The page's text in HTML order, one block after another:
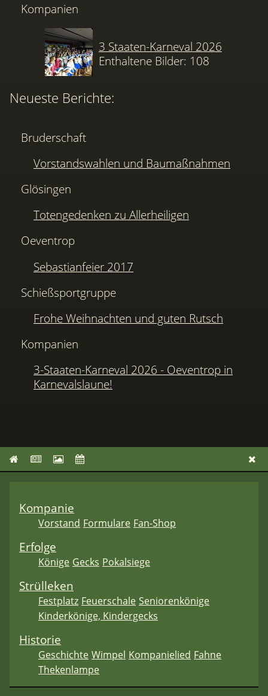
Kompanien
3 Staaten-Karneval 2026
Enthaltene Bilder: 108
Neueste Berichte:
Bruderschaft
Vorstandswahlen und Baumaßnahmen
Glösingen
Totengedenken zu Allerheiligen
Oeventrop
Sebastianfeier 2017
Schießsportgruppe
Frohe Weihnachten und guten Rutsch
Kompanien
3-Staaten-Karneval 2026 - Oeventrop in
Karnevalslaune!
Kompanie
Vorstand Formulare Fan-Shop
Erfolge
Könige Gecks Pokalsiege
Strülleken
Festplatz Feuerschale Seniorenkönige
Kinderkönige, Kindergecks
Historie
Geschichte Wimpel Kompanielied Fahne
Thekenlampe